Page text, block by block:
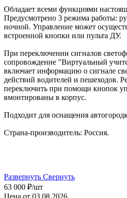
Обладает всеми функциями
Предусмотрено 3 режима работы:
ночной. Управление может
встроенной кнопки или пульта ДУ.
При переключении сигналов
сопровождение "Виртуальный
включает информацию о сигнале
действий водителей и пешеходов.
переключить при помощи кнопок
вмонтированы в корпус.
Подходит для оснащения
Страна-производитель: Россия.
Развернуть Свернуть
63 000 ₽/шт
Цена от 03.08.2026